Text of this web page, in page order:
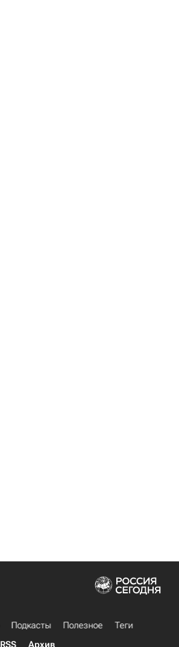
Подкасты Полезное
Теги
RSS Архив